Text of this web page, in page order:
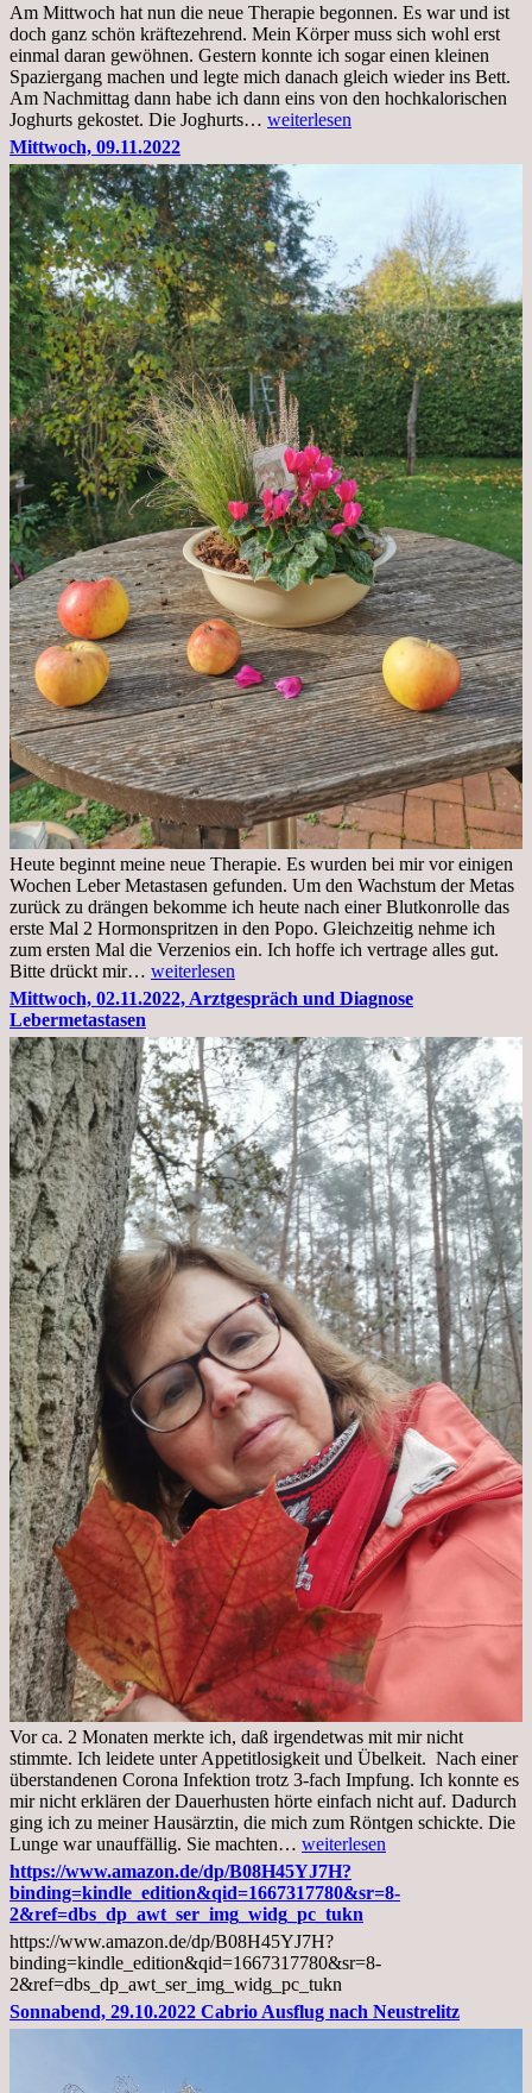
Am Mittwoch hat nun die neue Therapie begonnen. Es war und ist
doch ganz schön kräftezehrend. Mein Körper muss sich wohl erst
einmal daran gewöhnen. Gestern konnte ich sogar einen kleinen
Spaziergang machen und legte mich danach gleich wieder ins Bett.
Am Nachmittag dann habe ich dann eins von den hochkalorischen
Joghurts gekostet. Die Joghurts… Freitag,
Therapie
Beginn
gut
überstanden
weiterlesen
Mittwoch, 09.11.2022
Heute beginnt meine neue Therapie. Es wurden bei mir vor einigen
Wochen Leber Metastasen gefunden. Um den Wachstum der Metas
zurück zu drängen bekomme ich heute nach einer Blutkonrolle das
erste Mal 2 Hormonspritzen in den Popo. Gleichzeitig nehme ich
zum ersten Mal die Verzenios ein. Ich hoffe ich vertrage alles gut.
Bitte drückt mir… Mittwoch,
09.11.2022
weiterlesen
Mittwoch, 02.11.2022, Arztgespräch und Diagnose
Lebermetastasen
Vor ca. 2 Monaten merkte ich, daß irgendetwas mit mir nicht
stimmte. Ich leidete unter Appetitlosigkeit und Übelkeit. Nach einer
überstandenen Corona Infektion trotz 3-fach Impfung. Ich konnte es
mir nicht erklären der Dauerhusten hörte einfach nicht auf. Dadurch
ging ich zu meiner Hausärztin, die mich zum Röntgen schickte. Die
Lunge war unauffällig. Sie machten… Mittwoch,
02.11.2022,
Arztgespräch
und
Diagnose
Lebermetastasen
weiterlesen
https://www.amazon.de/dp/B08H45YJ7H?
binding=kindle_edition&qid=1667317780&sr=8-
2&ref=dbs_dp_awt_ser_img_widg_pc_tukn
https://www.amazon.de/dp/B08H45YJ7H?
binding=kindle_edition&qid=1667317780&sr=8-
2&ref=dbs_dp_awt_ser_img_widg_pc_tukn
Sonnabend, 29.10.2022 Cabrio Ausflug nach Neustrelitz